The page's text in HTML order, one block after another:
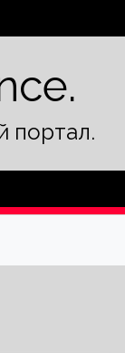
портал.